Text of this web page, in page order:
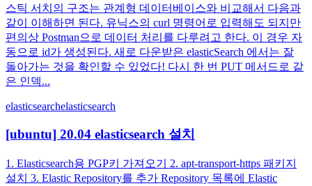
스틱 서치의 구조는 관계형 데이터베이스와 비교해서 다음과
같이 이해하면 된다. 유닉스의 curl 명령어로 입력해도 되지만
편의상 Postman으로 데이터 처리를 다루려고 한다. 이 경우 자
동으로 id가 생성된다. 새로 다운받은 elasticSearch 에서는 잘
돌아가는 것을 확인할 수 있었다! 다시 한 번 PUT 메서드로 같
은 인덱...
elasticsearchelasticsearch
[ubuntu] 20.04 elasticsearch 설치
1. Elasticsearch용 PGP키 가져오기 2. apt-transport-https 패키지
설치 3. Elastic Repository를 추가 Repository 목록에 Elastic